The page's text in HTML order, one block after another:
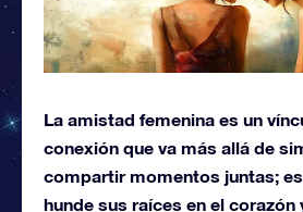
La amistad femenina es un
conexión que va más allá de
compartir momentos juntas;
hunde sus raíces en el corazón